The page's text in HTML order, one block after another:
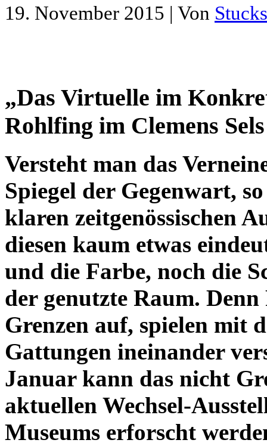
19. November 2015 | Von
„Das Virtuelle im
Rohlfing im Clemens
Versteht man das
Spiegel der Gegenwart,
klaren zeitgenössischen
diesen kaum etwas
und die Farbe, noch die
der genutzte Raum.
Grenzen auf, spielen mit
Gattungen ineinander
Januar kann das nicht
aktuellen Wechsel-
Museums erforscht